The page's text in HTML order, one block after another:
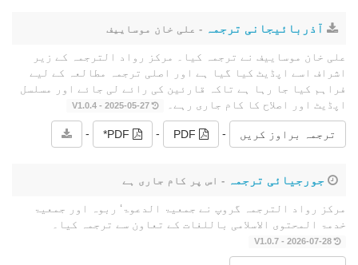
آذربائیجانی ترجمہ - علی خان موساییف
علی خان موساییف نے ترجمہ کیا۔ مرکز رواد الترجمہ کے زیر
اشراف اسے اپڈیٹ کیا گیا ہے اور اصلی ترجمہ مطالعہ کے لیے
فراہم کیا جا رہا ہے تاکہ قارئین کی رائے لی جائے اور مسلسل
اپڈیٹ اور اصلاح کا کام جاری رہے۔
2025-05-27 - V1.0.4
ترجمہ براوز کریں -
-
-
جورجیائی ترجمہ - اس پر کام جاری ہے
مرکز رواد الترجمہ گروپ نے جمعیۃ الدعوۃ‘ ربوہ اور جمعیۃ
خدمۃ المحتوى الاسلامی باللغات کے تعاون سے ترجمہ کیا۔
2026-07-28 - V1.0.7